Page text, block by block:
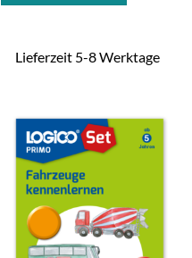
Lieferzeit 5-8 Werktage